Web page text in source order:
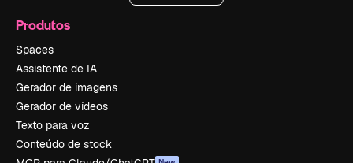
Produtos
Spaces
Assistente de IA
Gerador de imagens
Gerador de vídeos
Texto para voz
Conteúdo de stock